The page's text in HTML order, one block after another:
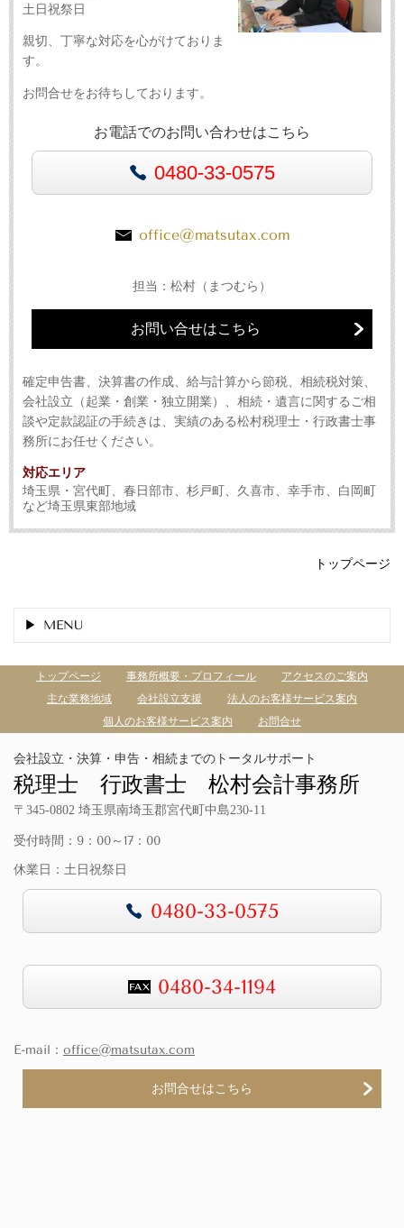
土日祝祭日
親切、丁寧な対応を心がけておりま
す。
お問合せをお待ちしております。
お電話でのお問い合わせはこちら
0480-33-0575
office@matsutax.com
担当：松村（まつむら）
お問い合せはこちら
確定申告書、決算書の作成、給与計算から節税、相続税対策、
会社設立（起業・創業・独立開業）、相続・遺言に関するご相
談や定款認証の手続きは、実績のある松村税理士・行政書士事
務所にお任せください。
対応エリア
埼玉県・宮代町、春日部市、杉戸町、久喜市、幸手市、白岡町
など埼玉県東部地域
トップページ
MENU
トップページ 事務所概要・プロフィール
アクセスのご案内
主な業務地域
会社設立支援
法人のお客様サービス案内
個人のお客様サービス案内
お問合せ
会社設立・決算・申告・相続までのトータルサポート
税理士 行政書士 松村会計事務所
〒345-0802 埼玉県南埼玉郡宮代町中島230-11
受付時間：9：00～17：00
休業日：土日祝祭日
0480-33-0575
0480-34-1194
E-mail： office@matsutax.com
お問合せはこちら